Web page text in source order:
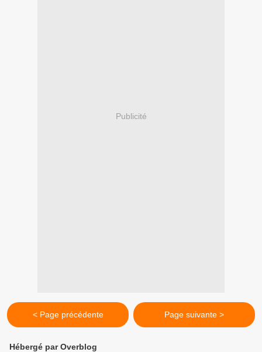
Publicité
< Page précédente Page suivante >
Hébergé par Overblog